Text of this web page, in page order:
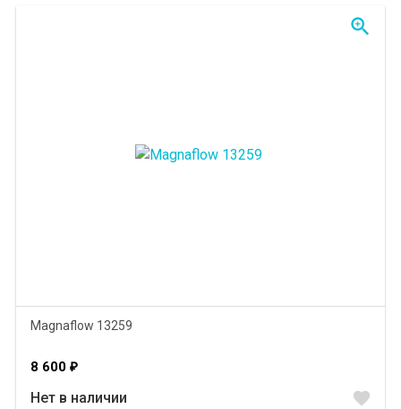
Magnaflow 13259
8 600 ₽
Нет в наличии favorite
zoom_in